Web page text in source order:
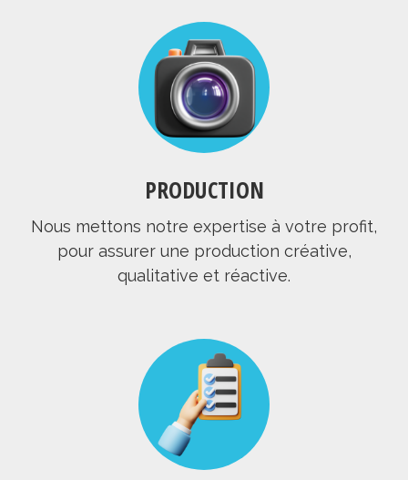
PRODUCTION
Nous mettons notre expertise à votre profit,
pour assurer une production créative,
qualitative et réactive.